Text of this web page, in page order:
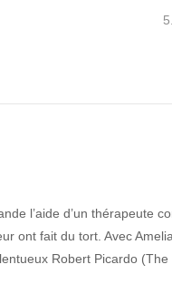
l’aide d’un thérapeute
ont fait du tort. Avec
Robert Picardo